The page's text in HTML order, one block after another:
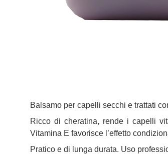
Balsamo per capelli secchi e trattati
Ricco di cheratina, rende i capelli
Vitamina E favorisce l’effetto
Pratico e di lunga durata. Uso